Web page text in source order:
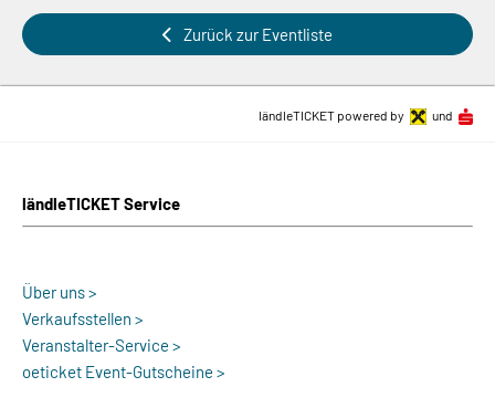
Zurück zur Eventliste
ländleTICKET Service
Über uns >
Verkaufsstellen >
Veranstalter-Service >
oeticket Event-Gutscheine >
ländleTICKET powered by und